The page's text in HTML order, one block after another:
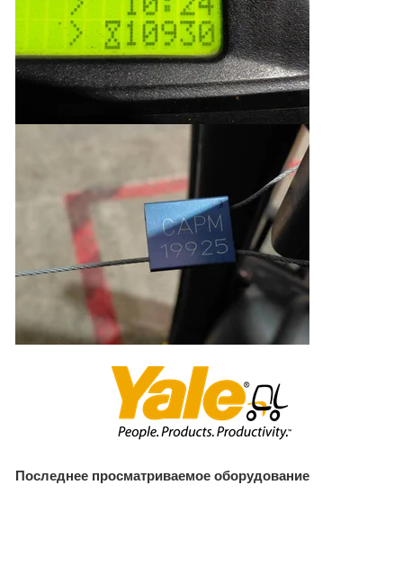
Последнее просматриваемое оборудование